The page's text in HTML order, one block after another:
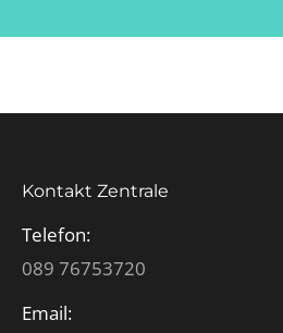
Kontakt Zentrale
Telefon:
089 76753720
Email: